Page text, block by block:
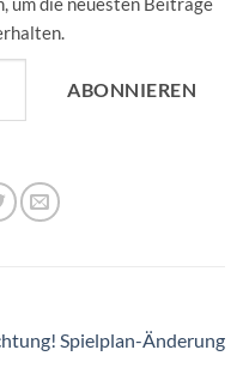
ABONNIEREN
Spielplan-Änderung